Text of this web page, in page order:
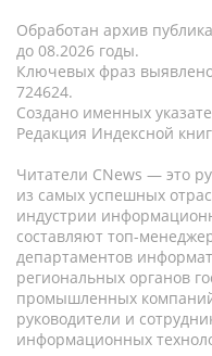
Обработан архив
до 08.2026 годы.
Ключевых фраз
724624.
Создано именных
Редакция Индексной
Читатели CNews — это
из самых успешных
индустрии
составляют топ-
департаментов
региональных органов
промышленных
руководители и
информационных